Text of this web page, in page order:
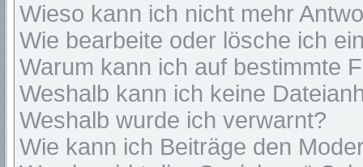
Wieso kann ich nicht mehr
Wie bearbeite oder lösche ich
Warum kann ich auf bestimmte
Weshalb kann ich keine
Weshalb wurde ich verwarnt?
Wie kann ich Beiträge den